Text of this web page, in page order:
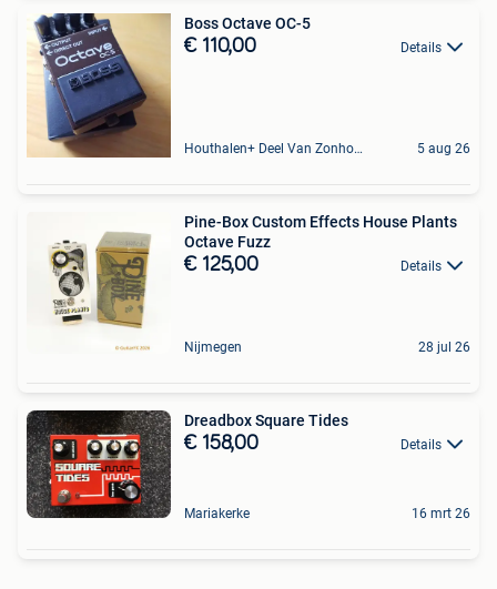
Boss Octave OC-5
€ 110,00 Details
Houthalen+ Deel Van Zonhoven En Zolder 5 aug 26
Pine-Box Custom Effects House Plants
Octave Fuzz
€ 125,00 Details
Nijmegen 28 jul 26
Dreadbox Square Tides
€ 158,00 Details
Mariakerke 16 mrt 26